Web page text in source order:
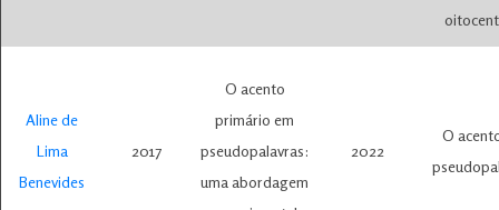
Aline de
Lima
Benevides
2017
O acento
primário em
pseudopalavras:
uma abordagem
2022
O